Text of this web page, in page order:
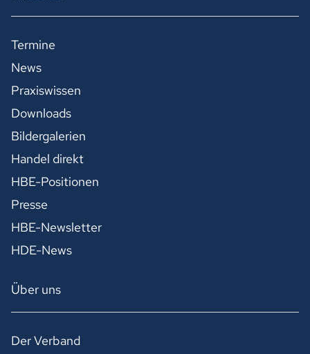
Termine
News
Praxiswissen
Downloads
Bildergalerien
Handel direkt
HBE-Positionen
Presse
HBE-Newsletter
HDE-News
Über uns
Der Verband